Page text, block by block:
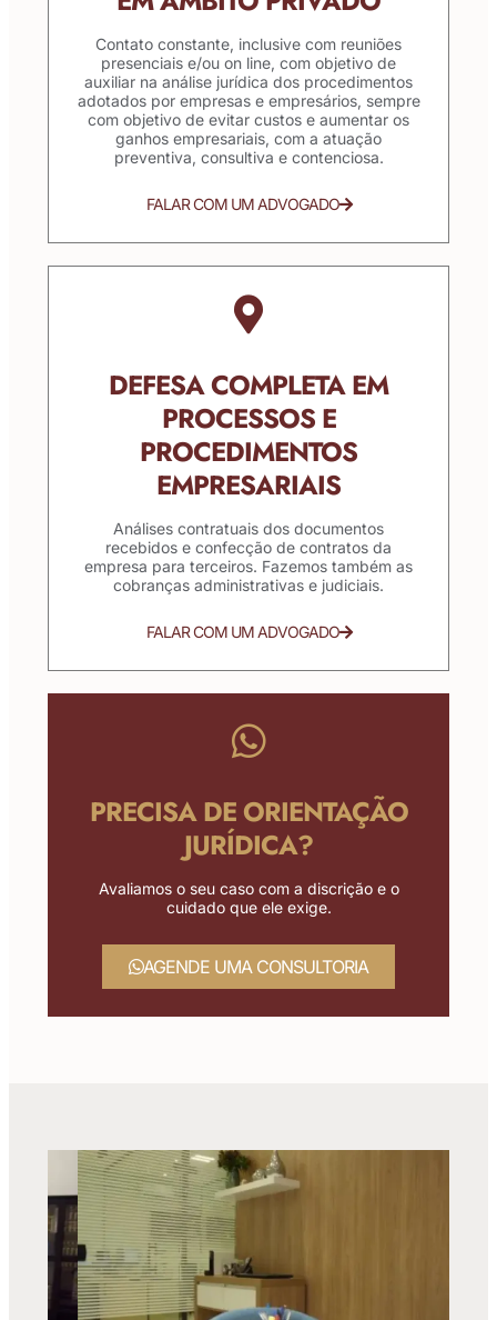
Contato constante, inclusive com reuniões
presenciais e/ou on line, com objetivo de
auxiliar na análise jurídica dos procedimentos
adotados por empresas e empresários, sempre
com objetivo de evitar custos e aumentar os
ganhos empresariais, com a atuação
preventiva, consultiva e contenciosa.
FALAR COM UM ADVOGADO
DEFESA COMPLETA EM
PROCESSOS E
PROCEDIMENTOS
EMPRESARIAIS
Análises contratuais dos documentos
recebidos e confecção de contratos da
empresa para terceiros. Fazemos também as
cobranças administrativas e judiciais.
FALAR COM UM ADVOGADO
PRECISA DE ORIENTAÇÃO
JURÍDICA?
Avaliamos o seu caso com a discrição e o
cuidado que ele exige.
AGENDE UMA CONSULTORIA